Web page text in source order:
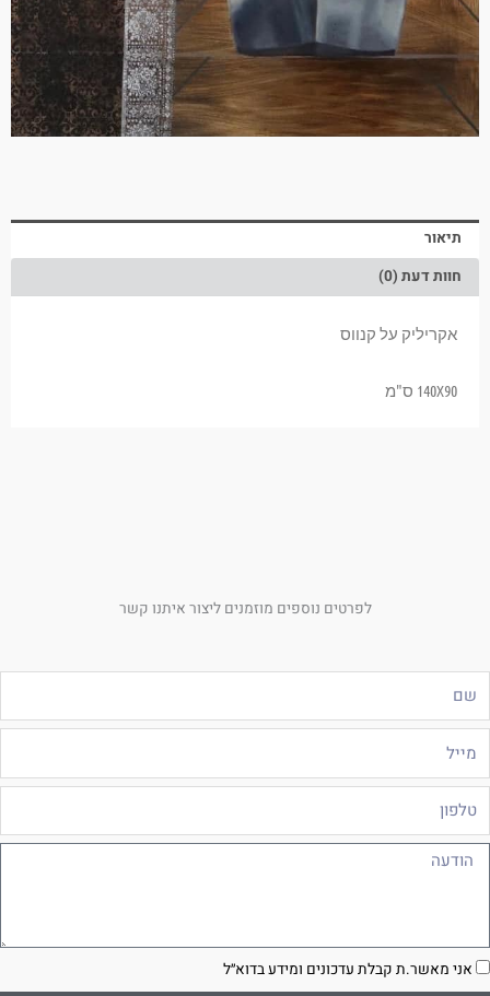
תיאור
חוות דעת (0)
אקריליק על קנווס
140X90 ס"מ
לפרטים נוספים מוזמנים ליצור איתנו קשר
אני מאשר.ת קבלת עדכונים ומידע בדוא״ל